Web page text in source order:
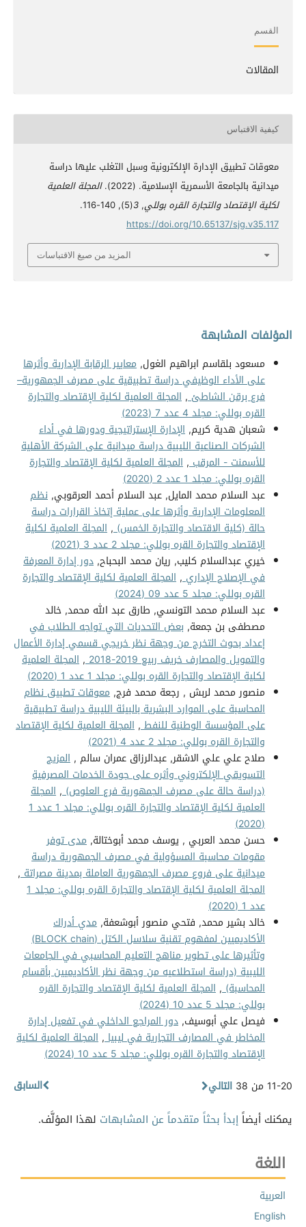
القسم
المقالات
كيفية الاقتباس
معوقات تطبيق الإدارة الإلكترونية وسبل التغلب عليها دراسة
ميدانية بالجامعة الأسمرية الإسلامية. (2022).
المجلة العلمية
لكلية الإقتصاد والتجارة القره بوللي,
3
(5), 140-116.
https://doi.org/10.65137/sjg.v35.117
المزيد من صيغ الاقتباسات
المؤلفات المشابهة
مسعود بلقاسم ابراهيم الغول, معايير الرقابة الإدارية وأثرها
على الأداء الوظيفي دراسة تطبيقية على مصرف الجمهورية–
فرع برقن الشاطئ, المجلة العلمية لكلية الإقتصاد والتجارة
القره بوللي: مجلد 4 عدد 7 (2023)
شعبان هدية كريم, الإدارة الإستراتيجية ودورها في أداء
الشركات الصناعية الليبية دراسة ميدانية على الشركة الأهلية
للأسمنت - المرقب, المجلة العلمية لكلية الإقتصاد والتجارة
القره بوللي: مجلد 1 عدد 2 (2020)
عبد السلام محمد المايل, عبد السلام أحمد العرقوبي, نظم
المعلومات الإدارية وأثرها على عملية إتخاذ القرارات دراسة
حالة (كلية الاقتصاد والتجارة الخمس), المجلة العلمية لكلية
الإقتصاد والتجارة القره بوللي: مجلد 2 عدد 3 (2021)
خيري عبدالسلام كليب, ريان محمد البحباح, دور إدارة المعرفة
في الإصلاح الإداري, المجلة العلمية لكلية الإقتصاد والتجارة
القره بوللي: مجلد 5 عدد 09 (2024)
عبد السلام محمد التونسي, طارق عبد الله محمد, خالد
مصطفى بن جمعة, بعض التحديات التي تواجه الطلاب في
إعداد بحوث التخرج من وجهة نظر خريجي قسمي إدارة الأعمال
والتمويل والمصارف خريف ربيع 2019-2018
, المجلة العلمية
لكلية الإقتصاد والتجارة القره بوللي: مجلد 1 عدد 1 (2020)
منصور محمد لربش , رجعة محمد فرج, معوقات تطبيق نظام
المحاسبة على الموارد البشرية بالبيئة الليبية دراسة تطبيقية
على المؤسسة الوطنية للنفط, المجلة العلمية لكلية الإقتصاد
والتجارة القره بوللي: مجلد 2 عدد 4 (2021)
صلاح علي علي الاشقر, عبدالرزاق عمران سالم , المزيج
التسويقي الإلكتروني وأثره على جودة الخدمات المصرفية
(دراسة حالة على مصرف الجمهورية فرع العلوص), المجلة
العلمية لكلية الإقتصاد والتجارة القره بوللي: مجلد 1 عدد 1
(2020)
حسن محمد العربي , يوسف محمد أبوختالة, مدى توفر
مقومات محاسبة المسؤولية في مصرف الجمهورية دراسة
ميدانية على فروع مصرف الجمهورية العاملة بمدينة مصراتة,
المجلة العلمية لكلية الإقتصاد والتجارة القره بوللي: مجلد 1
عدد 1 (2020)
خالد بشير محمد, فتحي منصور أبوشعفة, مدي أدراك
الأكاديميين لمفهوم تقنية سلاسل الكتل (BLOCK chain)
وتأثيرها على تطوير مناهج التعليم المحاسبي في الجامعات
الليبية (دراسة استطلاعيه من وجهة نظر الأكاديميين بأقسام
المحاسبة), المجلة العلمية لكلية الإقتصاد والتجارة القره
بوللي: مجلد 5 عدد 10 (2024)
فيصل علي أبوسيف, دور المراجع الداخلي في تفعيل إدارة
المخاطر في المصارف التجارية في ليبيا, المجلة العلمية لكلية
الإقتصاد والتجارة القره بوللي: مجلد 5 عدد 10 (2024)
السابق
11-20 من 38 التالي
يمكنك أيضاًإبدأ بحثاً متقدماً عن المشابهات لهذا المؤلَّف.
اللغة
العربية
English